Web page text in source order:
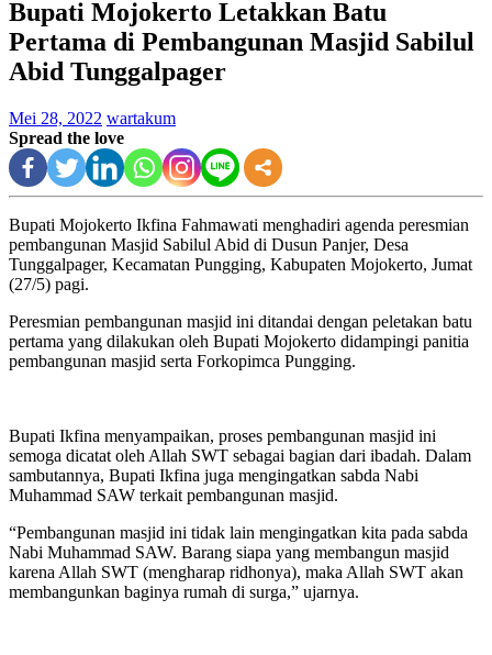
Bupati Mojokerto Letakkan Batu
Pertama di Pembangunan Masjid Sabilul
Abid Tunggalpager
Mei 28, 2022 wartakum
Spread the love
Bupati Mojokerto Ikfina Fahmawati menghadiri agenda peresmian
pembangunan Masjid Sabilul Abid di Dusun Panjer, Desa
Tunggalpager, Kecamatan Pungging, Kabupaten Mojokerto, Jumat
(27/5) pagi.
Peresmian pembangunan masjid ini ditandai dengan peletakan batu
pertama yang dilakukan oleh Bupati Mojokerto didampingi panitia
pembangunan masjid serta Forkopimca Pungging.
Bupati Ikfina menyampaikan, proses pembangunan masjid ini
semoga dicatat oleh Allah SWT sebagai bagian dari ibadah. Dalam
sambutannya, Bupati Ikfina juga mengingatkan sabda Nabi
Muhammad SAW terkait pembangunan masjid.
“Pembangunan masjid ini tidak lain mengingatkan kita pada sabda
Nabi Muhammad SAW. Barang siapa yang membangun masjid
karena Allah SWT (mengharap ridhonya), maka Allah SWT akan
membangunkan baginya rumah di surga,” ujarnya.